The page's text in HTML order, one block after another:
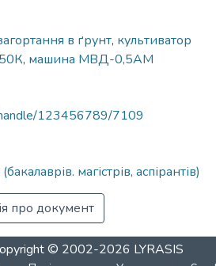
в ґрунт, культиватор
, машина МВД-0,5АМ
123456789/7109
магістрів, аспірантів)
про документ
© 2002-2026 LYRASIS